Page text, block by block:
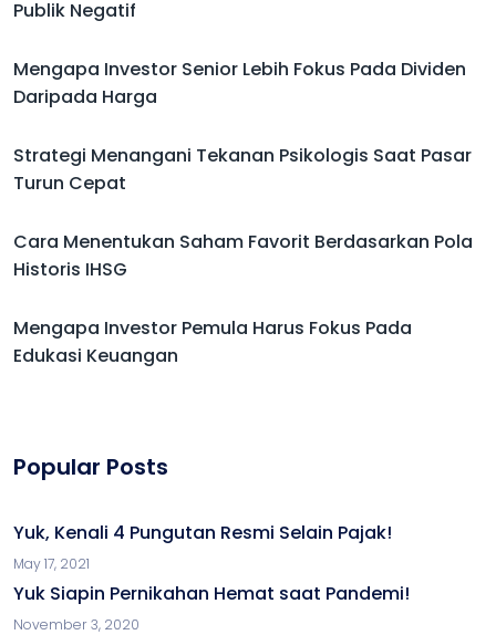
Publik Negatif
Mengapa Investor Senior Lebih Fokus Pada Dividen
Daripada Harga
Strategi Menangani Tekanan Psikologis Saat Pasar
Turun Cepat
Cara Menentukan Saham Favorit Berdasarkan Pola
Historis IHSG
Mengapa Investor Pemula Harus Fokus Pada
Edukasi Keuangan
Popular Posts
Yuk, Kenali 4 Pungutan Resmi Selain Pajak!
May 17, 2021
Yuk Siapin Pernikahan Hemat saat Pandemi!
November 3, 2020